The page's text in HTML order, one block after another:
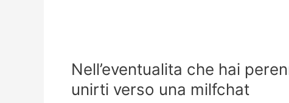
Nell’eventualita che hai
unirti verso una milfchat
Nell’eventualita
hai